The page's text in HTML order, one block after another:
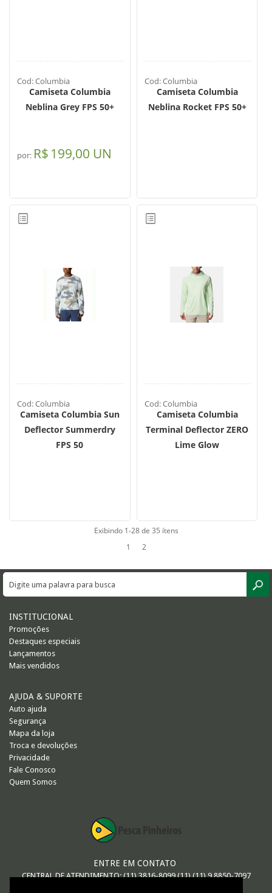
Cod: Columbia
Camiseta Columbia
Neblina Grey FPS 50+
por: R$ 199,00 UN
Cod: Columbia
Camiseta Columbia
Neblina Rocket FPS 50+
Cod: Columbia
Camiseta Columbia Sun
Deflector Summerdry
FPS 50
Cod: Columbia
Camiseta Columbia
Terminal Deflector ZERO
Lime Glow
Exibindo 1-28 de 35 ítens
1
2
INSTITUCIONAL
Promoções
Destaques especiais
Lançamentos
Mais vendidos
AJUDA & SUPORTE
Auto ajuda
Segurança
Mapa da loja
Troca e devoluções
Privacidade
Fale Conosco
Quem Somos
ENTRE EM CONTATO
CENTRAL DE ATENDIMENTO: (11) 3816-8099 (11) (11) 9.8850-7097